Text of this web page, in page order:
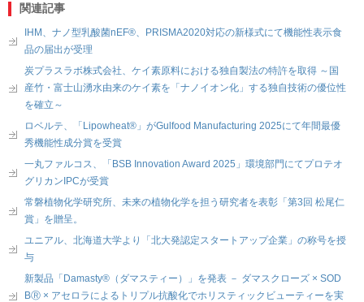
関連記事
IHM、ナノ型乳酸菌nEF®、PRISMA2020対応の新様式にて機能性表示食
品の届出が受理
炭プラスラボ株式会社、ケイ素原料における独自製法の特許を取得 ～国
産竹・富士山湧水由来のケイ素を「ナノイオン化」する独自技術の優位性
を確立～
ロベルテ、「Lipowheat®」がGulfood Manufacturing 2025にて年間最優
秀機能性成分賞を受賞
一丸ファルコス、「BSB Innovation Award 2025」環境部門にてプロテオ
グリカンIPCが受賞
常磐植物化学研究所、未来の植物化学を担う研究者を表彰「第3回 松尾仁
賞」を贈呈。
ユニアル、北海道大学より「北大発認定スタートアップ企業」の称号を授
与
新製品「Damasty®（ダマスティー）」を発表 － ダマスクローズ × SOD
BⓇ × アセロラによるトリプル抗酸化でホリスティックビューティーを実